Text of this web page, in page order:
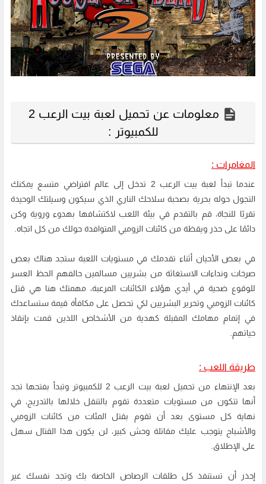
معلومات عن تحميل لعبة بيت الرعب 2
للكمبيوتر :
المغامرات :
عندما تبدأ لعبة بيت الرعب 2 تدخل إلى عالم افتراضي متسع يمكنك
التجول حوله بحرية بصحبة سلاحك الناري الذي سيكون وسيلتك الوحيدة
تقربًا للنجاة، قم بالتقدم في بيئة اللعب لاكتشافها بهدوء وروية وكن
دائمًا على حذر ويقظة من كائنات الزومبي المتوافدة حولك من كل اتجاه.
في بعض الأحيان أثناء تقدمك في مستويات اللعبة ستجد هناك بعض
صرخات ونداءات الاستغاثة من بشريين مسالمين حالفهم الحظ العسر
للوقوع ضحية في أيدي هؤلاء الكائنات المرعبة، مهمتك هنا هي قتل
كائنات الزومبي وتحرير البشريين لكي تحصل على مكافأة قيمة ستساعدك
في إتمام مهامك المقبلة كهدية من الأشخاص اللذين قمت بإنقاذ
حياتهم.
طريقة اللعب :
بعد الإنتهاء من تحميل لعبة بيت الرعب 2
للكمبيوتر وتبدأ بفتحها تجد
أنها تتكون من مستويات متعددة تقوم بالتنقل خلالها بالتدريج، في
نهاية كل مستوى بعد أن تقوم بقتل المئات من كائنات الزومبي
والأشباح يتوجب عليك مقاتلة وحش كبير، لن يكون هذا القتال سهل
على الإطلاق.
إحذر أن تستنفذ كل طلقات الرصاص الخاصة بك وتجد نفسك غير